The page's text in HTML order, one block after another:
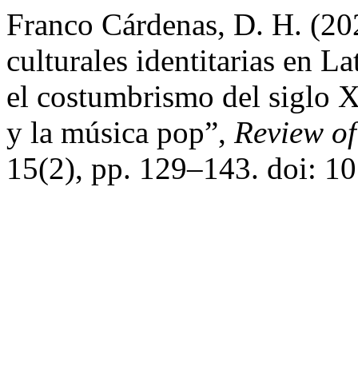
Franco Cárdenas, D. H.
culturales identitarias en
el costumbrismo del siglo
y la música pop”, Review
15(2), pp. 129–143. doi: